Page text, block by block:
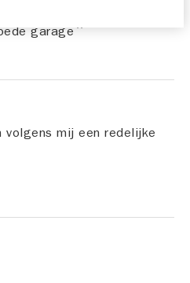
garage
volgens mij een redelijke